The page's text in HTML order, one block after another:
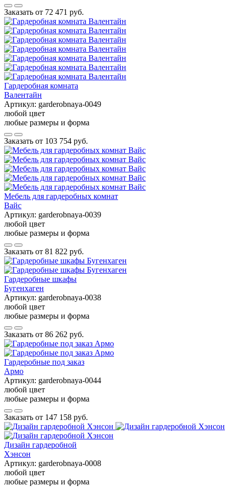
Заказать от 72 471 руб.
Гардеробная комната
Валентайн
Артикул: garderobnaya-0049
любой цвет
любые размеры и форма
Заказать от 103 754 руб.
Мебель для гардеробных комнат
Вайс
Артикул: garderobnaya-0039
любой цвет
любые размеры и форма
Заказать от 81 822 руб.
Гардеробные шкафы
Бугенхаген
Артикул: garderobnaya-0038
любой цвет
любые размеры и форма
Заказать от 86 262 руб.
Гардеробные под заказ
Армо
Артикул: garderobnaya-0044
любой цвет
любые размеры и форма
Заказать от 147 158 руб.
Дизайн гардеробной
Хэнсон
Артикул: garderobnaya-0008
любой цвет
любые размеры и форма